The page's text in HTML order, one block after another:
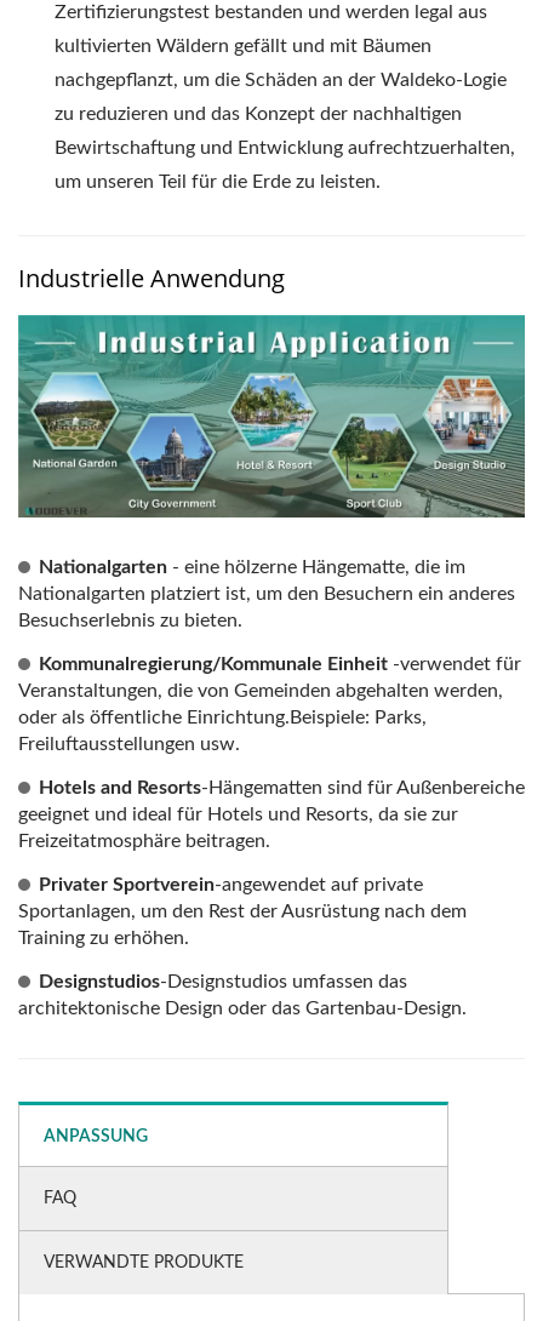
Zertifizierungstest bestanden und werden legal aus
kultivierten Wäldern gefällt und mit Bäumen
nachgepflanzt, um die Schäden an der Waldeko-Logie
zu reduzieren und das Konzept der nachhaltigen
Bewirtschaftung und Entwicklung aufrechtzuerhalten,
um unseren Teil für die Erde zu leisten.
Industrielle Anwendung
Nationalgarten - eine hölzerne Hängematte, die im
Nationalgarten platziert ist, um den Besuchern ein anderes
Besuchserlebnis zu bieten.
Kommunalregierung/Kommunale Einheit -verwendet für
Veranstaltungen, die von Gemeinden abgehalten werden,
oder als öffentliche Einrichtung.Beispiele: Parks,
Freiluftausstellungen usw.
Hotels and Resorts-Hängematten sind für Außenbereiche
geeignet und ideal für Hotels und Resorts, da sie zur
Freizeitatmosphäre beitragen.
Privater Sportverein-angewendet auf private
Sportanlagen, um den Rest der Ausrüstung nach dem
Training zu erhöhen.
Designstudios-Designstudios umfassen das
architektonische Design oder das Gartenbau-Design.
ANPASSUNG
FAQ
VERWANDTE PRODUKTE